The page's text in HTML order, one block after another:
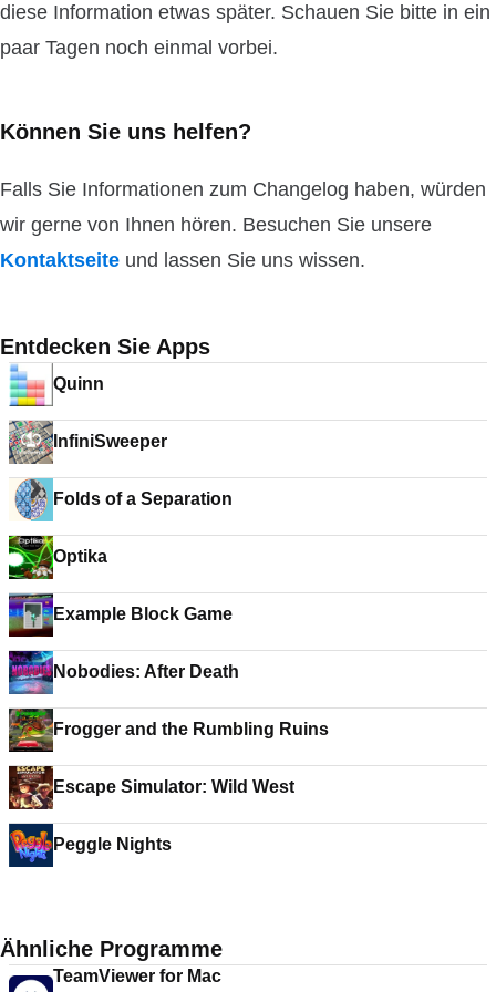
diese Information etwas später. Schauen Sie bitte in ein
paar Tagen noch einmal vorbei.
Können Sie uns helfen?
Falls Sie Informationen zum Changelog haben, würden
wir gerne von Ihnen hören. Besuchen Sie unsere
Kontaktseite und lassen Sie uns wissen.
Entdecken Sie Apps
Quinn
InfiniSweeper
Folds of a Separation
Optika
Example Block Game
Nobodies: After Death
Frogger and the Rumbling Ruins
Escape Simulator: Wild West
Peggle Nights
Ähnliche Programme
TeamViewer for Mac